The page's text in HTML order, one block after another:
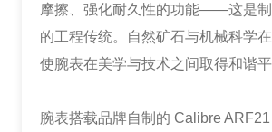
摩擦、强化耐久性的功能——这是
的工程传统。自然矿石与机械科学在
使腕表在美学与技术之间取得和谐平
腕表搭载品牌自制的 Calibre